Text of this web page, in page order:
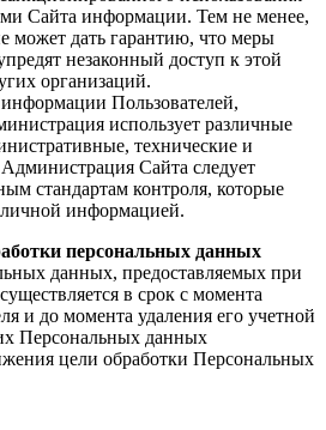
Сайта информации. Тем не менее,
может дать гарантию, что меры
незаконный доступ к этой
организаций.
Пользователей,
использует различные
технические и
Сайта следует
стандартам контроля, которые
информацией.
персональных данных
данных, предоставляемых при
в срок с момента
и до момента удаления его учетной
Персональных данных
цели обработки Персональных